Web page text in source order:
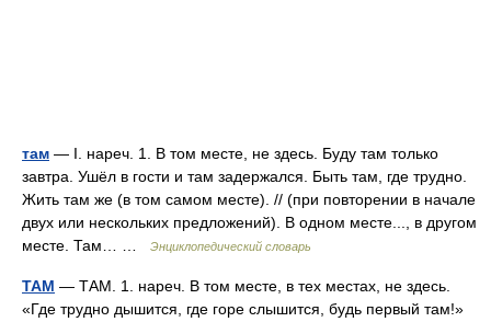
там — I. нареч. 1. В том месте, не здесь. Буду там только
завтра. Ушёл в гости и там задержался. Быть там, где трудно.
Жить там же (в том самом месте). // (при повторении в начале
двух или нескольких предложений). В одном месте..., в другом
месте. Там… …
Энциклопедический словарь
ТАМ — ТАМ. 1. нареч. В том месте, в тех местах, не здесь.
«Где трудно дышится, где горе слышится, будь первый там!»